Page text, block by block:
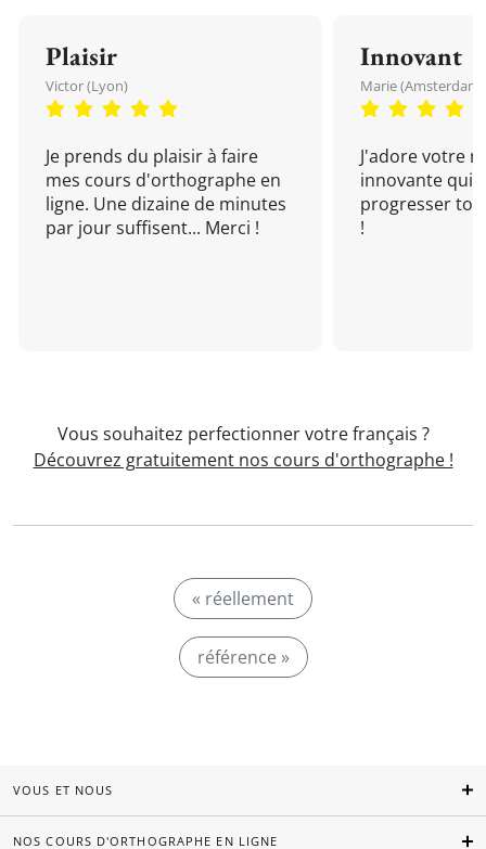
Plaisir
Victor (Lyon)
Je prends du plaisir à faire
mes cours d'orthographe en
ligne. Une dizaine de minutes
par jour suffisent... Merci !
Innovant
Marie (Amsterdam)
J'adore votre
innovante qui
progresser
!
Vous souhaitez perfectionner votre français ?
Découvrez gratuitement nos cours d'orthographe !
« réellement
référence »
VOUS ET NOUS
NOS COURS D'ORTHOGRAPHE EN LIGNE